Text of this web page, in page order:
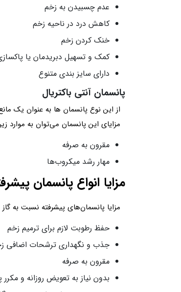
عدم چسبیدن به زخم
کاهش درد در ناحیه زخم
خنک کردن زخم
کمک و تسهیل دبریدمان یا
دارای سایز بندی متنوع
پانسمان آنتی باکتریال
مزایای این پانسمان می‌توان به موارد
مقرون به صرفه
مهار رشد میکروب‌ها
مزایا انواع پانسمان
مزایا پانسمان‌های پیشرفته نسبت به
حفظ رطوبت لازم برای ترمیم زخم
جذب و نگهداری ترشحات اضافی
مقرون به صرفه
بدون نیاز به تعویض روزانه و مکرر